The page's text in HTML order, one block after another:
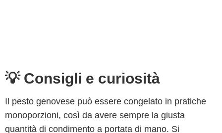
💡 Consigli e curiosità
Il pesto genovese può essere congelato in pratiche
monoporzioni, così da avere sempre la giusta
quantità di condimento a portata di mano. Si